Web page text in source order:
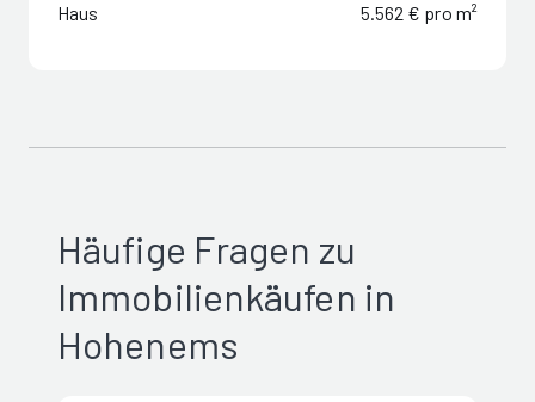
Haus 5.562 € pro m²
Häufige Fragen zu
Immobilienkäufen in
Hohenems